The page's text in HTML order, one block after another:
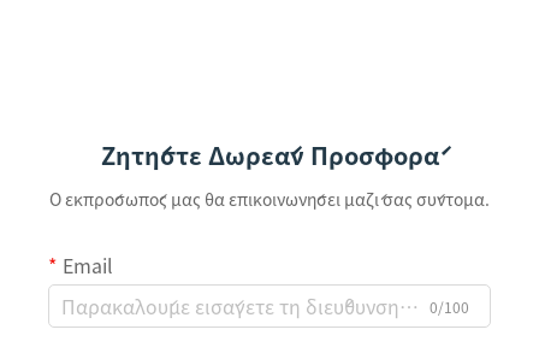
Ζητήστε Δωρεάν Προσφορά
Ο εκπρόσωπός μας θα επικοινωνήσει μαζί σας σύντομα.
Email
0/100